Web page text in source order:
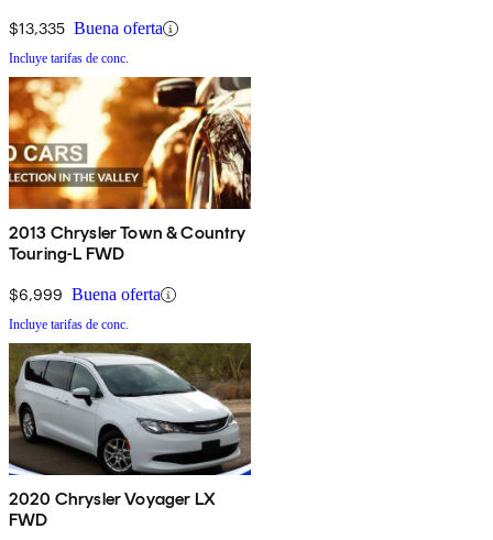
$13,335 Buena oferta
Incluye tarifas de conc.
2013 Chrysler Town & Country
Touring-L FWD
$6,999 Buena oferta
Incluye tarifas de conc.
2020 Chrysler Voyager LX
FWD